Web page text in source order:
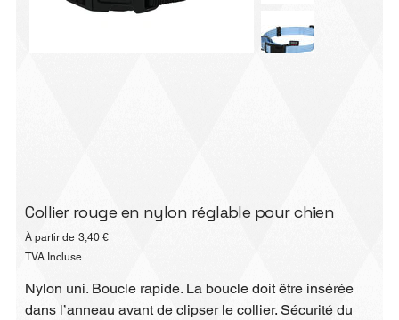
Collier rouge en nylon réglable pour chien
À partir de Prix
3,40 €
TVA Incluse
Nylon uni. Boucle rapide. La boucle doit être insérée
dans l’anneau avant de clipser le collier. Sécurité du